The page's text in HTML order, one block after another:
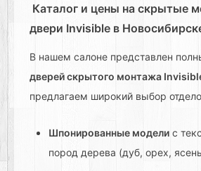
Каталог и цены на скрытые
двери Invisible в
В нашем салоне представлен
дверей скрытого монтажа
предлагаем широкий выбор
Шпонированные модели с
пород дерева (дуб, орех,